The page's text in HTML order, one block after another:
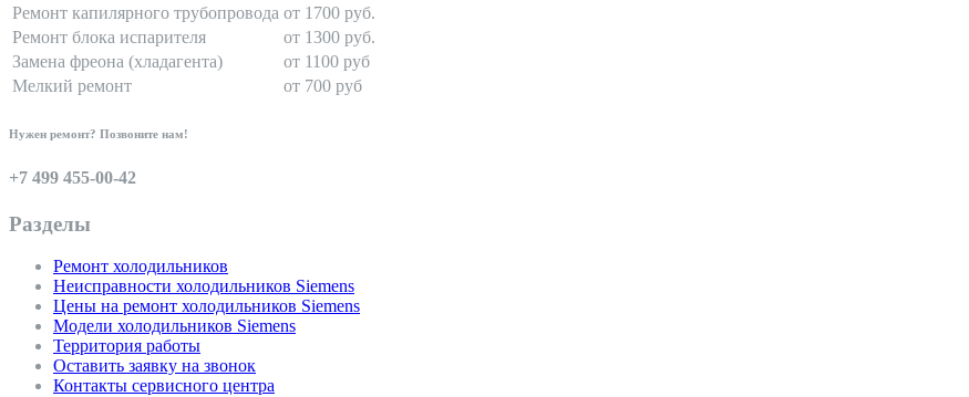
Ремонт капилярного трубопровода от 1700 руб.
Ремонт блока испарителя
от 1300 руб.
Замена фреона (хладагента)
от 1100 руб
Мелкий ремонт
от 700 руб
Нужен ремонт? Позвоните нам!
+7 499 455-00-42
Разделы
Ремонт холодильников
Неисправности холодильников Siemens
Цены на ремонт холодильников Siemens
Модели холодильников Siemens
Территория работы
Оставить заявку на звонок
Контакты сервисного центра